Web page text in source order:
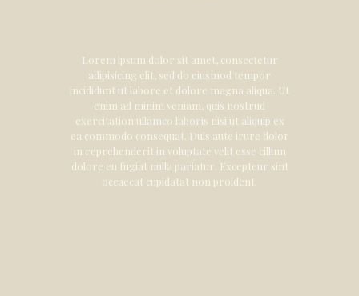
Lorem ipsum dolor sit amet, consectetur
adipisicing elit, sed do eiusmod tempor
incididunt ut labore et dolore magna aliqua. Ut
enim ad minim veniam, quis nostrud
exercitation ullamco laboris nisi ut aliquip ex
ea commodo consequat. Duis aute irure dolor
in reprehenderit in voluptate velit esse cillum
dolore eu fugiat nulla pariatur. Excepteur sint
occaecat cupidatat non proident.